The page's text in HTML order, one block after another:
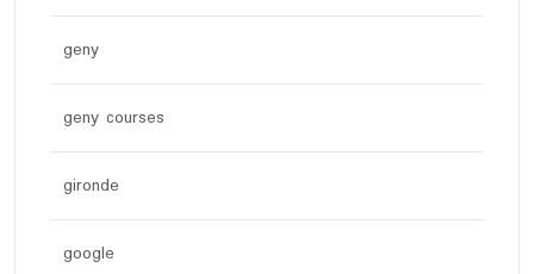
geny
geny courses
gironde
google